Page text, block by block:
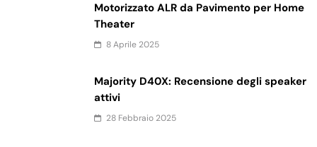
Motorizzato ALR da Pavimento per Home
Theater
8 Aprile 2025
Majority D40X: Recensione degli speaker
attivi
28 Febbraio 2025